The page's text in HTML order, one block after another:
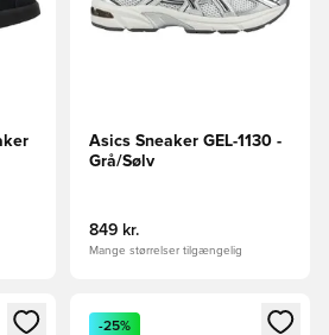
Asics Sneaker GEL-1130 -
Grå/Sølv
849 kr.
Mange størrelser tilgængelig
logge ind eller tilmelde dig som
Åbner en Modal til at logge
-25%